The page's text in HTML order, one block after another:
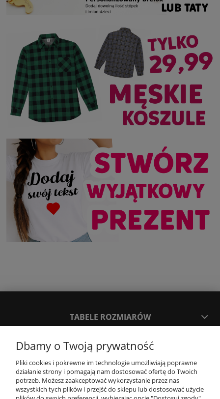
TABELE ROZMIARÓW
SPOSOBY PŁATNOŚCI ORAZ CZAS I KOSZTY DOSTAWY
KONTAKT
Dbamy o Twoją prywatność
Pliki cookies i pokrewne im technologie umożliwiają poprawne
działanie strony i pomagają nam dostosować ofertę do Twoich
potrzeb. Możesz zaakceptować wykorzystanie przez nas
wszystkich tych plików i przejść do sklepu lub dostosować użycie